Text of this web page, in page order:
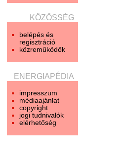
KÖZÖSSÉG
belépés és
regisztráció
közreműködők
ENERGIAPÉDIA
impresszum
médiaajánlat
copyright
jogi tudnivalók
elérhetőség